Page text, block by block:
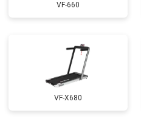
VF-660
VF-X680